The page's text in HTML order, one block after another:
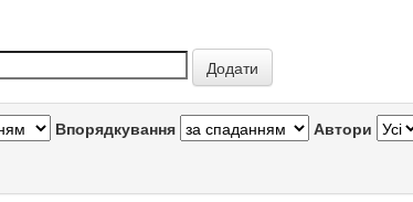
Впорядкування Автори